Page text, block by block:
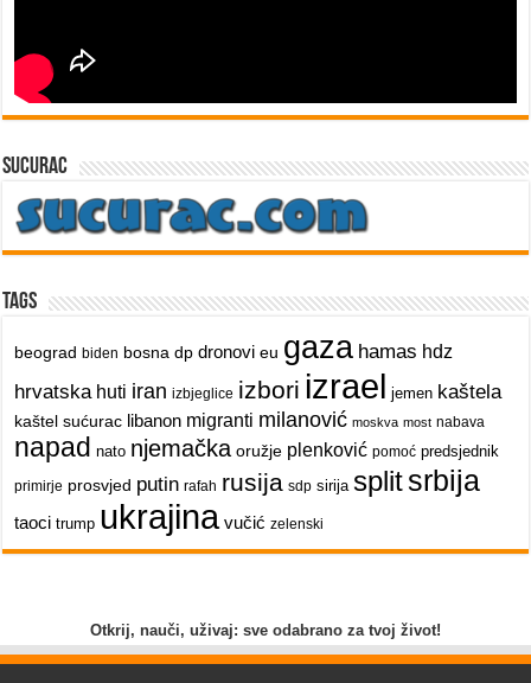
sucurac
Tags
beograd biden bosna dp dronovi eu gaza hamas hdz
hrvatska huti iran izbjeglice izbori izrael jemen kaštela
kaštel sućurac libanon migranti milanović moskva most nabava
napad nato njemačka oružje plenković pomoć predsjednik
primirje prosvjed putin rafah rusija sdp sirija splitsrbija
taoci trump ukrajina vučić zelenski
Otkrij, nauči, uživaj: sve odabrano za tvoj život!